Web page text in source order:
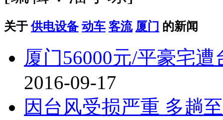
关于 供电设备 动车 客流 厦门 的新闻
厦门56000元/平豪宅
2016-09-17
因台风受损严重 多趟